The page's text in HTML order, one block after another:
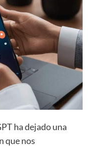
ha dejado una
que nos